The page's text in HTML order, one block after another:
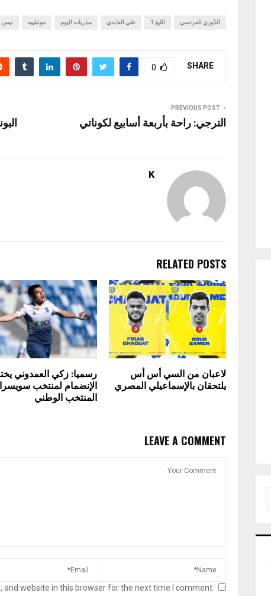
الدّوري الفرنسي الليغ 1 علي العابدي مباريات اليوم مونبلييه نيس
SHARE
0
PREVIOUS POST
الترجي: راحة بأربعة أسابيع لكوناتي
K
RELATED POSTS
لاعبان من السي أس أس
يلتحقان بالإسماعيلي المصري
رسميا: زكي العمدوني
الإنضمام لمنتخب
المنتخب الوطني
LEAVE A COMMENT
and website in this browser for the next time I comment.